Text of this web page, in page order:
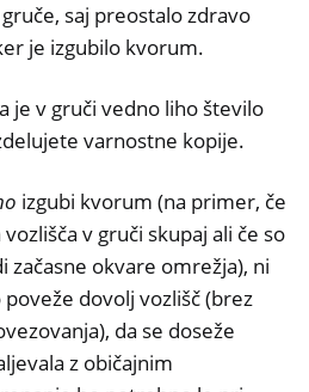
saj preostalo zdravo
je izgubilo kvorum.
je v gruči vedno liho število
varnostne kopije.
izgubi kvorum (na primer, če
v gruči skupaj ali če so
začasne okvare omrežja), ni
dovolj vozlišč (brez
da se doseže
z običajnim